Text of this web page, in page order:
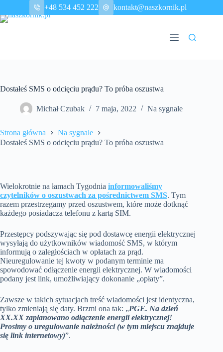
treści
+48 534 452 222 kontakt@naszkornik.pl
Dostałeś SMS o odcięciu prądu? To próba oszustwa
Michał Czubak 7 maja, 2022 Na sygnale
Strona główna
Na sygnale
Dostałeś SMS o odcięciu prądu? To próba oszustwa
Wielokrotnie na łamach Tygodnia informowaliśmy
czytelników o oszustwach za pośrednictwem SMS. Tym
razem przestrzegamy przed oszustwem, które może dotknąć
każdego posiadacza telefonu z kartą SIM.
Przestępcy podszywając się pod dostawcę energii elektrycznej
wysyłają do użytkowników wiadomość SMS, w którym
informują o zaległościach w opłatach za prąd.
Nieuregulowanie tej kwoty w podanym terminie ma
spowodować odłączenie energii elektrycznej. W wiadomości
podany jest link, umożliwiający dokonanie „opłaty”.
Zawsze w takich sytuacjach treść wiadomości jest identyczna,
tylko zmieniają się daty. Brzmi ona tak: „PGE. Na dzień
XX.XX zaplanowano odłączenie energii elektrycznej!
Prosimy o uregulowanie należności (w tym miejscu znajduje
się link internetowy)”.